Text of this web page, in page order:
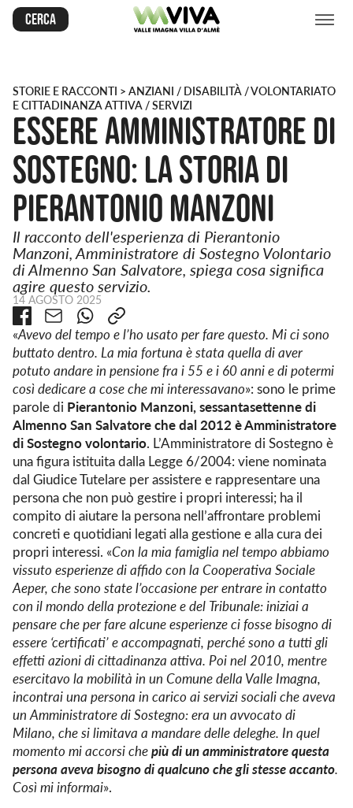
Cerca
STORIE E RACCONTI > ANZIANI / DISABILITÀ / VOLONTARIATO
E CITTADINANZA ATTIVA / SERVIZI
Essere Amministratore di
Sostegno: la storia di
Pierantonio Manzoni
Il racconto dell'esperienza di Pierantonio
Manzoni, Amministratore di Sostegno Volontario
di Almenno San Salvatore, spiega cosa significa
agire questo servizio.
14 AGOSTO 2025
«Avevo del tempo e l’ho usato per fare questo. Mi ci sono
buttato dentro. La mia fortuna è stata quella di aver
potuto andare in pensione fra i 55 e i 60 anni e di potermi
così dedicare a cose che mi interessavano»: sono le prime
parole di Pierantonio Manzoni, sessantasettenne di
Almenno San Salvatore che dal 2012 è Amministratore
di Sostegno volontario. L’Amministratore di Sostegno è
una figura istituita dalla Legge 6/2004: viene nominata
dal Giudice Tutelare per assistere e rappresentare una
persona che non può gestire i propri interessi; ha il
compito di aiutare la persona nell’affrontare problemi
concreti e quotidiani legati alla gestione e alla cura dei
propri interessi. «Con la mia famiglia nel tempo abbiamo
vissuto esperienze di affido con la Cooperativa Sociale
Aeper, che sono state l’occasione per entrare in contatto
con il mondo della protezione e del Tribunale: iniziai a
pensare che per fare alcune esperienze ci fosse bisogno di
essere ‘certificati’ e accompagnati, perché sono a tutti gli
effetti azioni di cittadinanza attiva. Poinel 2010, mentre
esercitavo la mobilità in un Comune della Valle Imagna,
incontrai una persona in carico ai servizi sociali che aveva
un Amministratore di Sostegno: era un avvocato di
Milano, che si limitava a mandare delle deleghe. In quel
momento mi accorsi chepiù di un amministratore questa
persona aveva bisogno di qualcuno che gli stesse accanto.
Così mi informai».